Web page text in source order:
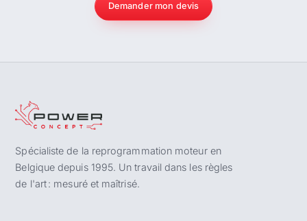
Demander mon devis
Spécialiste de la reprogrammation moteur en
Belgique depuis 1995. Un travail dans les règles
de l'art : mesuré et maîtrisé.